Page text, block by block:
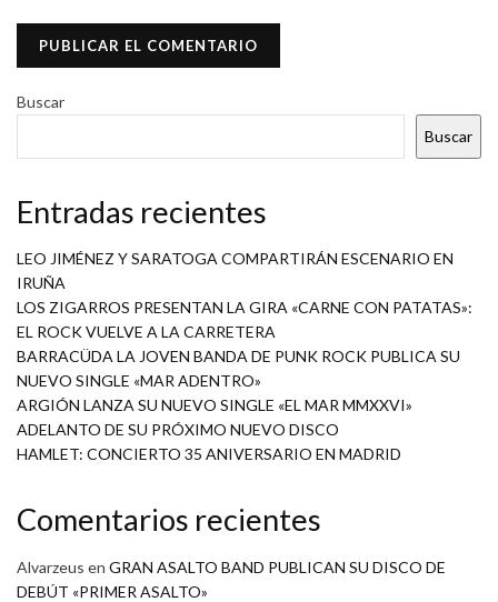
Buscar
Buscar
Entradas recientes
LEO JIMÉNEZ Y SARATOGA COMPARTIRÁN ESCENARIO EN
IRUÑA
LOS ZIGARROS PRESENTAN LA GIRA «CARNE CON PATATAS»:
EL ROCK VUELVE A LA CARRETERA
BARRACÜDA LA JOVEN BANDA DE PUNK ROCK PUBLICA SU
NUEVO SINGLE «MAR ADENTRO»
ARGIÓN LANZA SU NUEVO SINGLE «EL MAR MMXXVI»
ADELANTO DE SU PRÓXIMO NUEVO DISCO
HAMLET: CONCIERTO 35 ANIVERSARIO EN MADRID
Comentarios recientes
Alvarzeus en GRAN ASALTO BAND PUBLICAN SU DISCO DE
DEBÚT «PRIMER ASALTO»